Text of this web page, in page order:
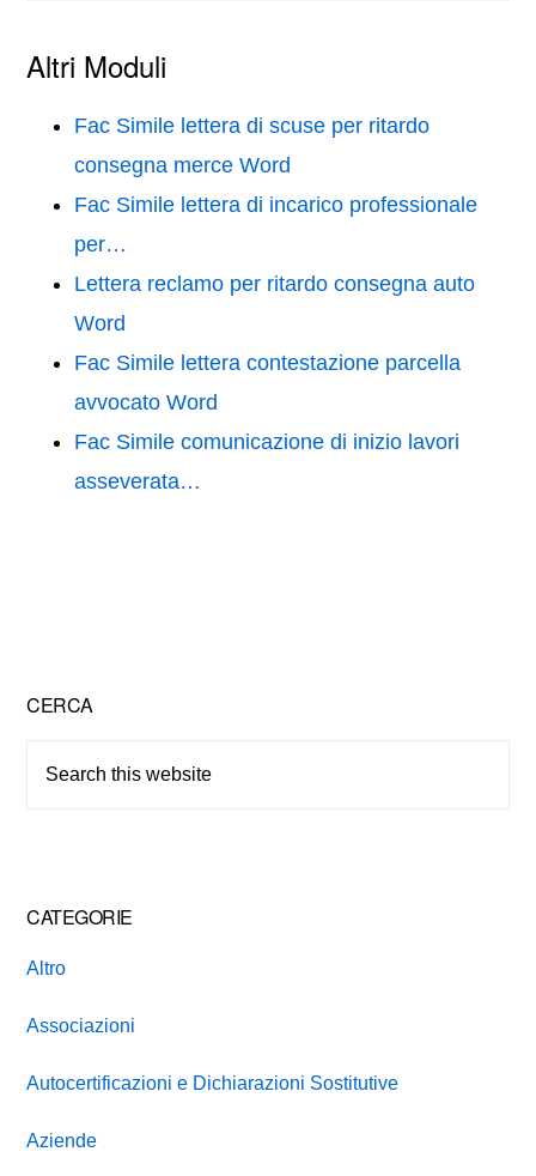
Altri Moduli
Fac Simile lettera di scuse per ritardo
consegna merce Word
Fac Simile lettera di incarico professionale
per…
Lettera reclamo per ritardo consegna auto
Word
Fac Simile lettera contestazione parcella
avvocato Word
Fac Simile comunicazione di inizio lavori
asseverata…
Primary
Sidebar
CERCA
CATEGORIE
Altro
Associazioni
Autocertificazioni e Dichiarazioni Sostitutive
Aziende